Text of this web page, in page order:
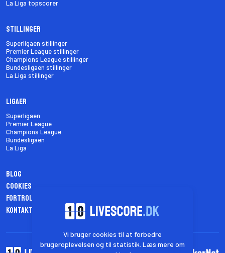
La Liga topscorer
Stillinger
Superligaen stillinger
Premier League stillinger
Champions League stillinger
Bundesligaen stillinger
La Liga stillinger
Ligaer
Superligaen
Premier League
Champions League
Bundesligaen
La Liga
Blog
Cookies
Fortrolighedspolitik
Kontakt os
Vi bruger cookies til at forbedre
brugeroplevelsen og til statistik. Læs mere om